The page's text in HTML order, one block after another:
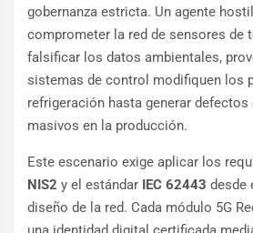
gobernanza estricta. Un agente
comprometer la red de sensores de
falsificar los datos ambientales,
sistemas de control modifiquen los
refrigeración hasta generar
masivos en la producción.
Este escenario exige aplicar los
NIS2 y el estándar IEC 62443 desde
diseño de la red. Cada módulo 5G